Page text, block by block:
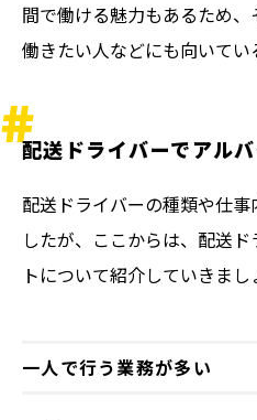
間で働ける魅力もあるため
働きたい人などにも向いてい
配送ドライバーでアル
配送ドライバーの種類や仕
したが、ここからは、配送
トについて紹介していきまし
一人で行う業務が多い